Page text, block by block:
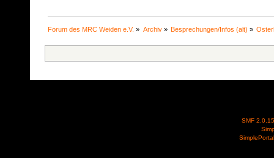
Forum des MRC Weiden e.V. » Archiv» Besprechungen/Infos (alt) »
SMF 2.0.15